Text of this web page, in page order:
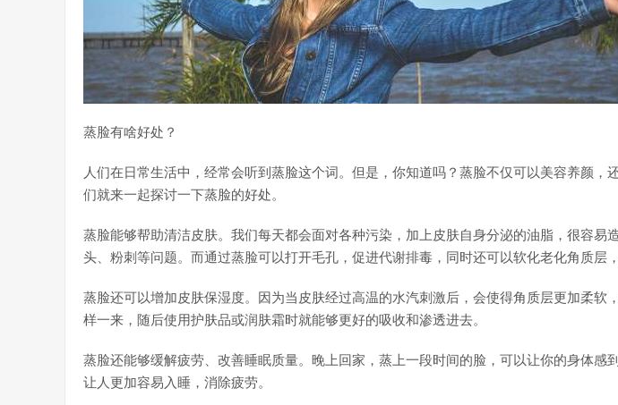
蒸脸有啥好处？
人们在日常生活中，经常会听到蒸脸这个词。但是，你知道吗？蒸脸不仅可以美容养颜，
们就来一起探讨一下蒸脸的好处。
蒸脸能够帮助清洁皮肤。我们每天都会面对各种污染，加上皮肤自身分泌的油脂，很容易
头、粉刺等问题。而通过蒸脸可以打开毛孔，促进代谢排毒，同时还可以软化老化角质层
蒸脸还可以增加皮肤保湿度。因为当皮肤经过高温的水汽刺激后，会使得角质层更加柔软
样一来，随后使用护肤品或润肤霜时就能够更好的吸收和渗透进去。
蒸脸还能够缓解疲劳、改善睡眠质量。晚上回家，蒸上一段时间的脸，可以让你的身体感
让人更加容易入睡，消除疲劳。